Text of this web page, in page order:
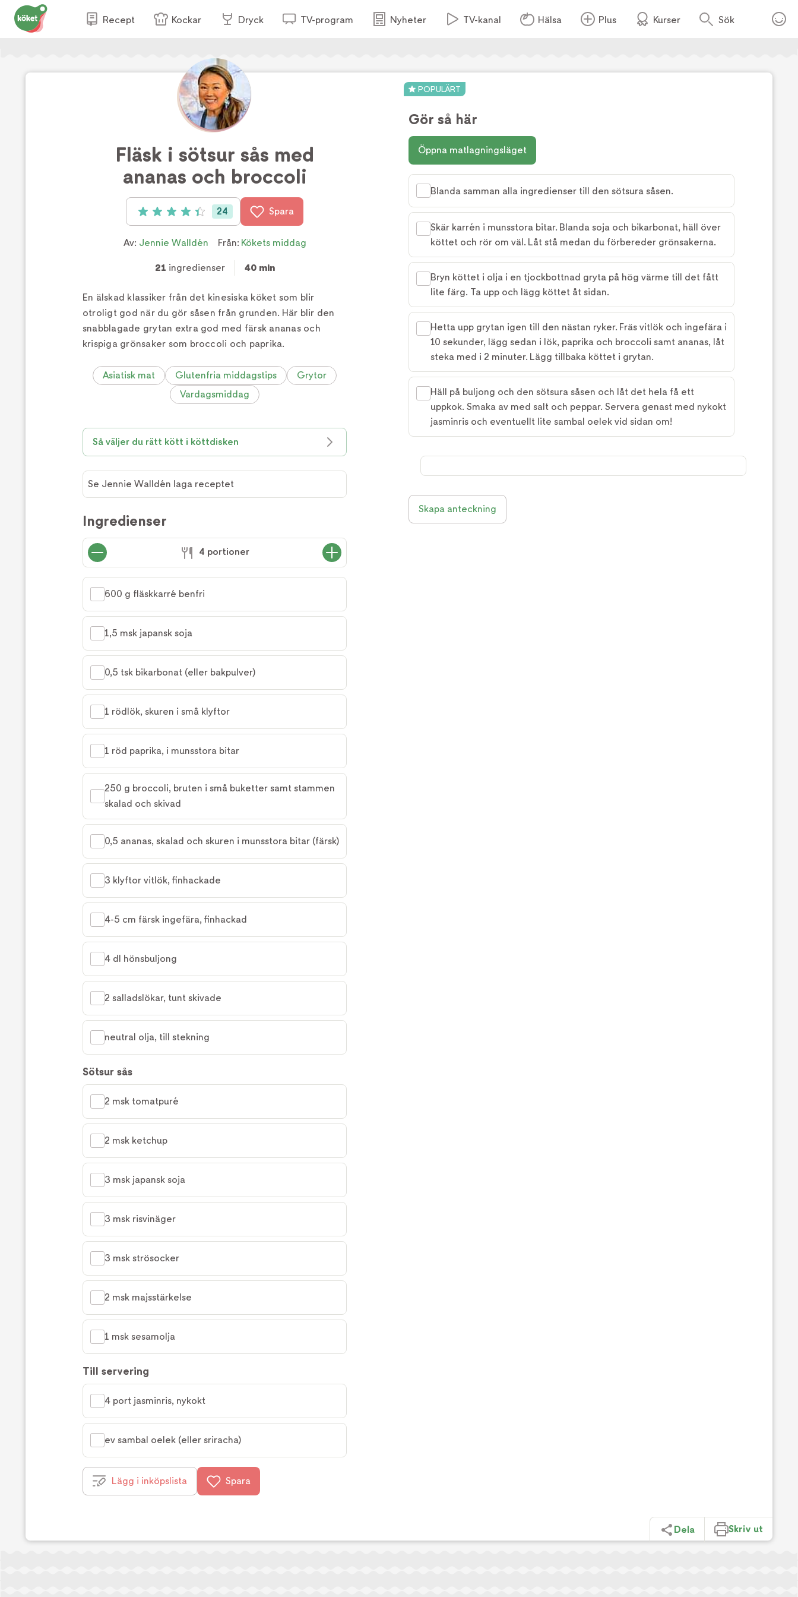
Recept Kockar Dryck TV-program Nyheter TV-kanal Hälsa Plus Kurser Sök
POPULÄRT
Foto:TV4
Fläsk i sötsur sås med
ananas och broccoli
Betyg: 4.4 av 5 (24 röster)
24 Spara
Av: Jennie Walldén Från: Kökets middag
21 ingredienser 40 min
En älskad klassiker från det kinesiska köket som blir
otroligt god när du gör såsen från grunden. Här blir den
snabblagade grytan extra god med färsk ananas och
krispiga grönsaker som broccoli och paprika.
Asiatisk mat Glutenfria middagstips
Grytor
Vardagsmiddag
Så väljer du rätt kött i köttdisken
Jennie
Walldén
laga
receptet
Se Jennie Walldén laga receptet
Ingredienser
4 portioner
600 g fläskkarré benfri
1,5 msk japansk soja
0,5 tsk bikarbonat (eller bakpulver)
1 rödlök, skuren i små klyftor
1 röd paprika, i munsstora bitar
250 g broccoli, bruten i små buketter samt stammen
skalad och skivad
0,5 ananas, skalad och skuren i munsstora bitar (färsk)
3 klyftor vitlök, finhackade
4-5 cm färsk ingefära, finhackad
4 dl hönsbuljong
2 salladslökar, tunt skivade
neutral olja, till stekning
Sötsur sås
2 msk tomatpuré
2 msk ketchup
3 msk japansk soja
3 msk risvinäger
3 msk strösocker
2 msk majsstärkelse
1 msk sesamolja
Till servering
4 port jasminris, nykokt
ev sambal oelek (eller sriracha)
Lägg i inköpslista Spara
Gör så här
Öppna matlagningsläget
Blanda samman alla ingredienser till den sötsura såsen.
Skär karrén i munsstora bitar. Blanda soja och bikarbonat, häll över
köttet och rör om väl. Låt stå medan du förbereder grönsakerna.
Bryn köttet i olja i en tjockbottnad gryta på hög värme till det fått
lite färg. Ta upp och lägg köttet åt sidan.
Hetta upp grytan igen till den nästan ryker. Fräs vitlök och ingefära i
10 sekunder, lägg sedan i lök, paprika och broccoli samt ananas, låt
steka med i 2 minuter. Lägg tillbaka köttet i grytan.
Häll på buljong och den sötsura såsen och låt det hela få ett
uppkok. Smaka av med salt och peppar. Servera genast med nykokt
jasminris och eventuellt lite sambal oelek vid sidan om!
Skapa anteckning
Dela Skriv ut